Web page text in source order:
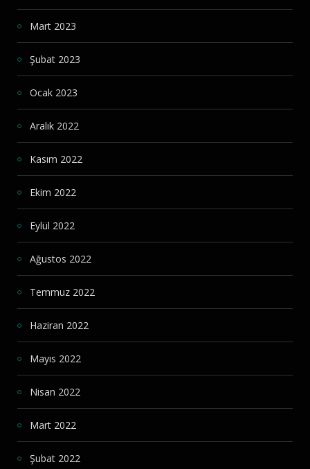
Mart 2023
Şubat 2023
Ocak 2023
Aralık 2022
Kasım 2022
Ekim 2022
Eylül 2022
Ağustos 2022
Temmuz 2022
Haziran 2022
Mayıs 2022
Nisan 2022
Mart 2022
Şubat 2022